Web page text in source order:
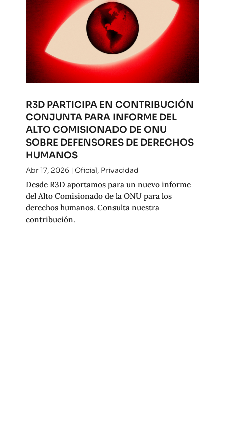
R3D PARTICIPA EN CONTRIBUCIÓN
CONJUNTA PARA INFORME DEL
ALTO COMISIONADO DE ONU
SOBRE DEFENSORES DE DERECHOS
HUMANOS
Abr 17, 2026| Oficial, Privacidad
Desde R3D aportamos para un nuevo informe
del Alto Comisionado de la ONU para los
derechos humanos. Consulta nuestra
contribución.